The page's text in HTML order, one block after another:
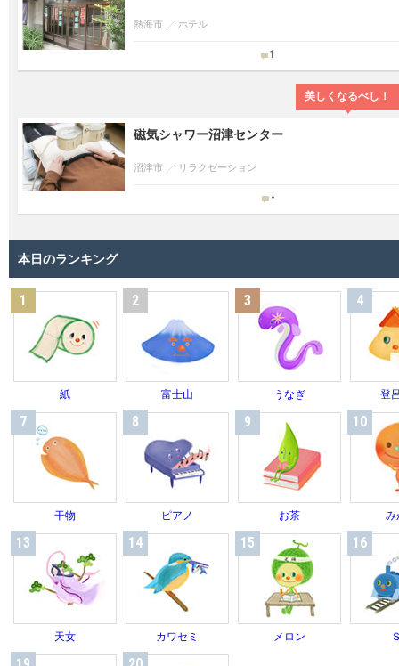
熱海市 ホテル
1
美しくなるべし！
磁気シャワー沼津センター
沼津市 リラクゼーション
-
本日のランキング
1
紙
2
富士山
3
うなぎ
4
登
7
干物
8
ピアノ
9
お茶
10
み
13
天女
14
カワセミ
15
メロン
16